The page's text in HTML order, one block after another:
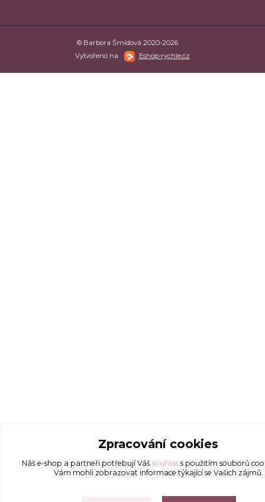
© Barbora Šmídová 2020-2026
Vytvořeno na
Eshop-rychle.cz
Zpracování cookies
Náš e-shop a partneři potřebují Váš souhlass použitím souborů
Vám mohli zobrazovat informace týkající se Vašich zájmů.